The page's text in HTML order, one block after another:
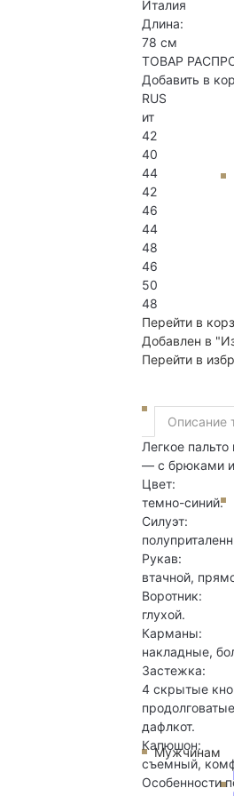
Мужчинам
Италия
Длина:
78 см
ТОВАР
Добавить в
RUS
ит
42
40
44
42
46
44
48
46
50
48
Перейти в
Добавлен в
Перейти в
Описание
Легкое
— с брюками
Цвет:
темно-синий.
Силуэт:
Рукав:
втачной,
Воротник:
глухой.
Карманы:
накладные,
Застежка:
4 скрытые
дафлкот.
Капюшон:
съемный,
Особенности